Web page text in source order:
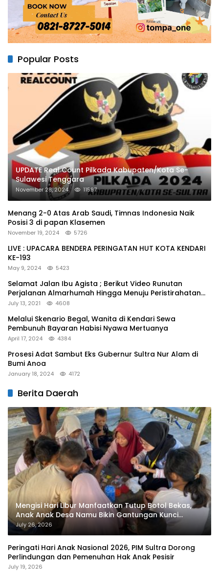
Popular Posts
UPDATE Real Count Pilkada Kabupaten/Kota Se-
Sulawesi Tenggara
November 28, 2024 11597
Menang 2-0 Atas Arab Saudi, Timnas Indonesia Naik
Posisi 3 di papan Klasemen
November 19, 2024 5726
LIVE : UPACARA BENDERA PERINGATAN HUT KOTA KENDARI
KE-193
May 9, 2024 5423
Selamat Jalan Ibu Agista ; Berikut Video Runutan
Perjalanan Almarhumah Hingga Menuju Peristirahatan
Terakhir
July 13, 2021 4608
Melalui Skenario Begal, Wanita di Kendari Sewa
Pembunuh Bayaran Habisi Nyawa Mertuanya
April 17, 2024 4384
Prosesi Adat Sambut Eks Gubernur Sultra Nur Alam di
Bumi Anoa
January 18, 2024 4172
Berita Daerah
Mengisi Hari Libur Manfaatkan Tutup Botol Bekas,
Anak Anak Desa Namu Bikin Gantungan Kunci
Bernilai Ekonomi
July 26, 2026
Peringati Hari Anak Nasional 2026, PIM Sultra Dorong
Perlindungan dan Pemenuhan Hak Anak Pesisir
July 19, 2026